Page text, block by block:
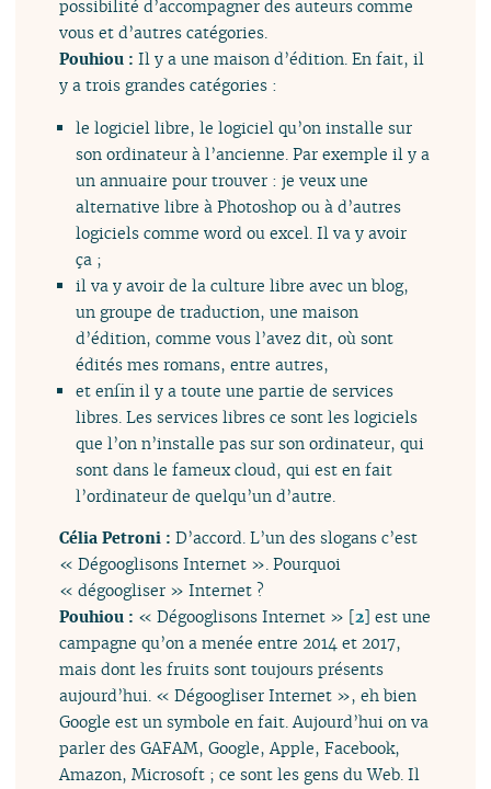
possibilité d’accompagner des auteurs comme
vous et d’autres catégories.
Pouhiou :Il y a une maison d’édition. En fait, il
y a trois grandes catégories :
le logiciel libre, le logiciel qu’on installe sur
son ordinateur à l’ancienne. Par exemple il y a
un annuaire pour trouver : je veux une
alternative libre à Photoshop ou à d’autres
logiciels comme word ou excel. Il va y avoir
ça ;
il va y avoir de la culture libre avec un blog,
un groupe de traduction, une maison
d’édition, comme vous l’avez dit, où sont
édités mes romans, entre autres,
et enfin il y a toute une partie de services
libres. Les services libres ce sont les logiciels
que l’on n’installe pas sur son ordinateur, qui
sont dans le fameux cloud, qui est en fait
l’ordinateur de quelqu’un d’autre.
Célia Petroni :D’accord. L’un des slogans c’est
« Dégooglisons Internet ». Pourquoi
« dégoogliser » Internet ?
Pouhiou : « Dégooglisons Internet » [2] est une
campagne qu’on a menée entre 2014 et 2017,
mais dont les fruits sont toujours présents
aujourd’hui. « Dégoogliser Internet », eh bien
Google est un symbole en fait. Aujourd’hui on va
parler des GAFAM, Google, Apple, Facebook,
Amazon, Microsoft ; ce sont les gens du Web. Il